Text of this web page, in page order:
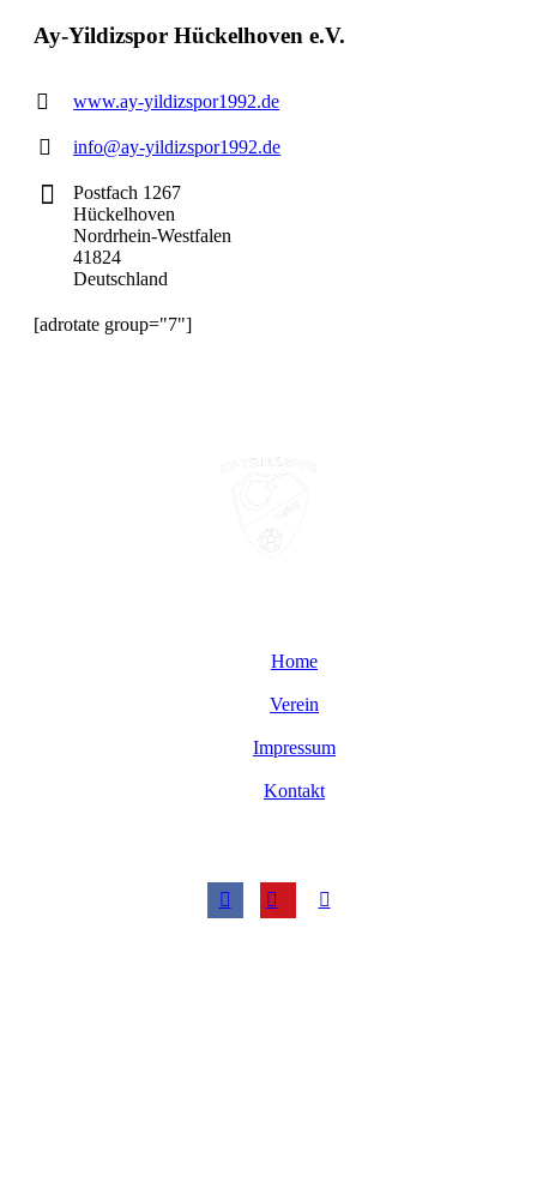
Ay-Yildizspor Hückelhoven e.V.
www.ay-yildizspor1992.de
info@ay-yildizspor1992.de
Postfach 1267
Hückelhoven
Nordrhein-Westfalen
41824
Deutschland
[adrotate group="7"]
Home
Verein
Impressum
Kontakt